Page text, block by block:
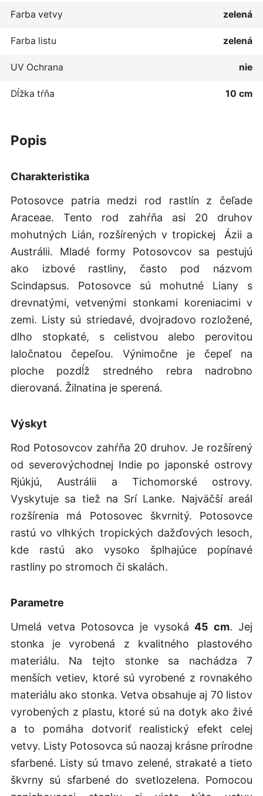
popis
Charakteristika
Potosovce patria medzi rod rastlín z čeľade
Araceae. Tento rod zahŕňa asi 20 druhov
mohutných Lián, rozšírených v tropickej Ázii a
Austrálii. Mladé formy Potosovcov sa pestujú
ako izbové rastliny, často pod názvom
Scindapsus. Potosovce sú mohutné Liany s
drevnatými, vetvenými stonkami koreniacimi v
zemi. Listy sú striedavé, dvojradovo rozložené,
dlho stopkaté, s celistvou alebo perovitou
laločnatou čepeľou. Výnimočne je čepeľ na
ploche pozdĺž stredného rebra nadrobno
dierovaná. Žilnatina je sperená.
Výskyt
Rod Potosovcov zahŕňa 20 druhov. Je rozšírený
od severovýchodnej Indie po japonské ostrovy
Rjúkjú, Austrálii a Tichomorské ostrovy.
Vyskytuje sa tiež na Srí Lanke. Najväčší areál
rozšírenia má Potosovec škvrnitý. Potosovce
rastú vo vlhkých tropických dažďových lesoch,
kde rastú ako vysoko šplhajúce popínavé
rastliny po stromoch či skalách.
Parametre
Umelá vetva Potosovca je vysoká 45 cm. Jej
stonka je vyrobená z kvalitného plastového
materiálu. Na tejto stonke sa nachádza 7
menších vetiev, ktoré sú vyrobené z rovnakého
materiálu ako stonka. Vetva obsahuje aj 70 listov
vyrobených z plastu, ktoré sú na dotyk ako živé
a to pomáha dotvoriť realistický efekt celej
vetvy. Listy Potosovca sú naozaj krásne prírodne
sfarbené. Listy sú tmavo zelené, strakaté a tieto
škvrny sú sfarbené do svetlozelena. Pomocou
Farba vetvy zelená
Farba listu zelená
UV Ochrana nie
Dĺžka tŕňa 10 cm